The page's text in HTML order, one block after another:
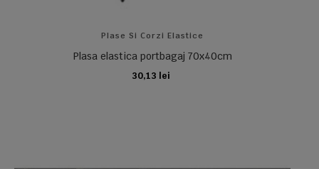
Plase Si Corzi Elastice
Plasa elastica portbagaj 70x40cm
30,13 lei
ADAUGA IN COS